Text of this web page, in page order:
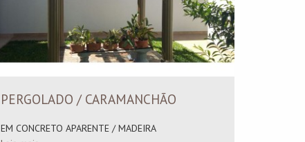
PERGOLADO / CARAMANCHÃO
EM CONCRETO APARENTE / MADEIRA